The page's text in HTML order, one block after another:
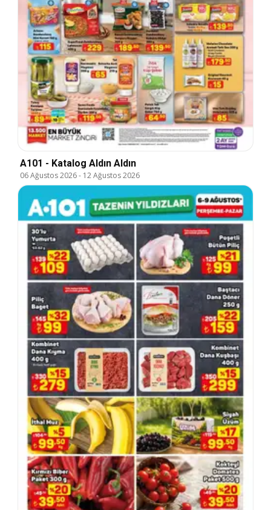
A101 - Katalog Aldın Aldın
06 Ağustos 2026- 12 Ağustos 2026